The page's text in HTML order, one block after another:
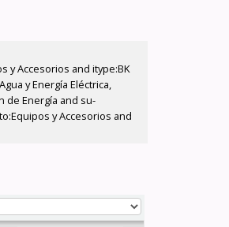
y Accesorios and itype:BK
y Energía Eléctrica,
de Energía and su-
y Accesorios and